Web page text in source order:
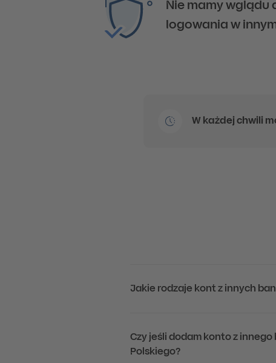
Nie mamy wglądu
logowania w
W każdej chwili
Jakie rodzaje kont z innych
Czy jeśli dodam konto z innego
Polskiego?